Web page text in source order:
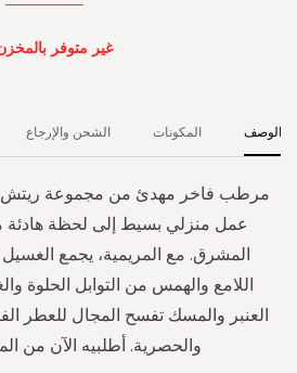
غير متوفر
الوصف
مرطب فاخر مهدئ من مجموعة ريتش
عمل منزلي بسيط إلى لحظة هادئة
المشرق. مع المريمية، يجمع
اللامع والهمس من التوابل الحلوة
العنبر والمسك تفسح المجال للعطر
والحصرية. أطلبيه الآن من
المكونات الشحن والإرجاع